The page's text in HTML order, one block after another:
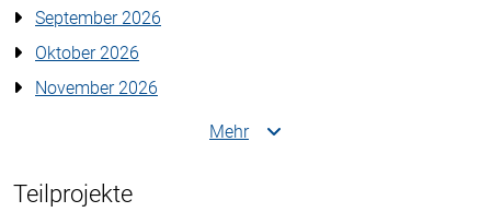
September 2026
Oktober 2026
November 2026
Mehr
Teilprojekte